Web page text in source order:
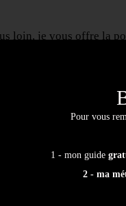
loin, je vous offre la
efficaces dans
de lecture de notes
à quelle adresse je
Pour vous
1 - mon guide
2 - ma